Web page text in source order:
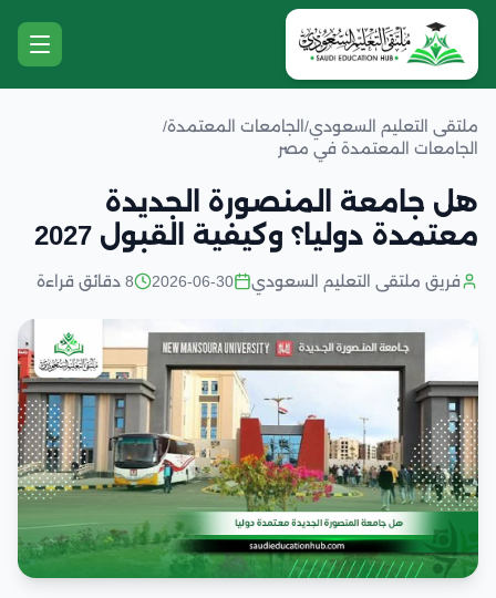
ملتقى التعليم السعودي/ الجامعات المعتمدة/
الجامعات المعتمدة في مصر
هل جامعة المنصورة الجديدة
معتمدة دوليا؟ وكيفية القبول 2027
فريق ملتقى التعليم السعودي 2026-06-30 8 دقائق قراءة